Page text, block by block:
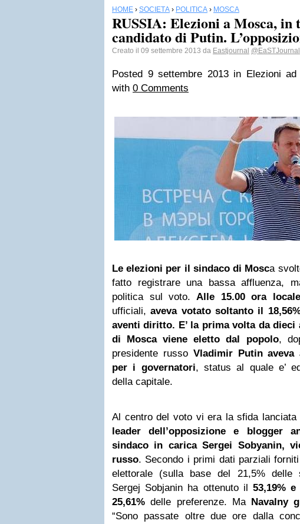
HOME › SOCIETÀ › POLITICA › MOSCA
RUSSIA: Elezioni a Mosca, in
candidato di Putin.
Creato il 09 settembre 2013 da Eastjournal @EaSTJournal
Posted 9 settembre 2013 in Elezioni
with 0 Comments
Le elezioni per il sindaco di Mosca
fatto registrare una bassa affluenza,
politica sul voto. Alle 15.00 ora
ufficiali, aveva votato soltanto il
aventi diritto. E’ la prima volta da dieci
di Moscaviene eletto dal popolo,
presidente russo Vladimir Putinaveva
per i governatori, status al quale e’
della capitale.
Al centro del voto vi era la sfida
leader dell’opposizione e blogger
sindaco in carica Sergei Sobyanin,
russo. Secondo i primi dati parziali
elettorale (sulla base del 21,5% delle
Sergej Sobjanin ha ottenuto il53,19%
25,61% delle preferenze. Ma Navalny
“Sono passate oltre due ore dalla